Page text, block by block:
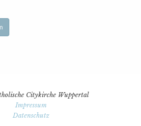
Citykirche Wuppertal
Impressum
Datenschutz